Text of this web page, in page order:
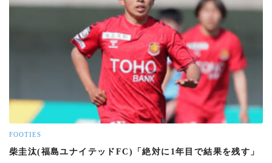
FOOTIES
柴圭汰(福島ユナイテッドFC)「絶対に1年目で結果を残す」